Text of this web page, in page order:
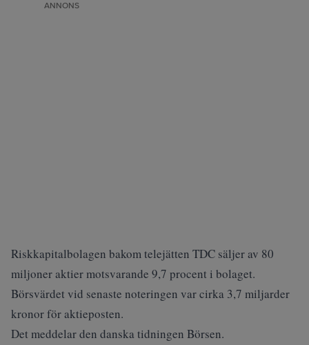
ANNONS
Riskkapitalbolagen bakom telejätten TDC säljer av 80
miljoner aktier motsvarande 9,7 procent i bolaget.
Börsvärdet vid senaste noteringen var cirka 3,7 miljarder
kronor för aktieposten.
Det meddelar den danska tidningen Börsen.